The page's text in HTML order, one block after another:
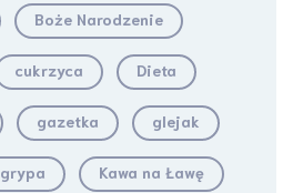
Boże Narodzenie
cukrzyca Dieta
gazetka glejak
grypa Kawa na Ławę